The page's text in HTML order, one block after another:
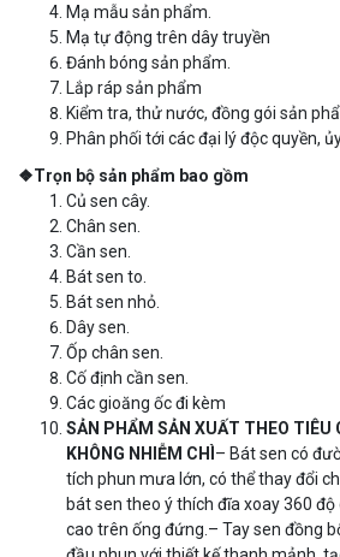
Mạ mẫu sản phẩm.
Mạ tự động trên dây truyền
Đánh bóng sản phẩm.
Lắp ráp sản phẩm
Kiểm tra, thử nước, đồng gói sản
Phân phối tới các đại lý độc quyền,
❖Trọn bộ sản phẩm bao gồm
Củ sen cây.
Chân sen.
Cần sen.
Bát sen to.
Bát sen nhỏ.
Dây sen.
Ốp chân sen.
Cố định cần sen.
Các gioăng ốc đi kèm
SẢN PHẨM SẢN XUẤT THEO TIÊU
KHÔNG NHIỄM CHÌ – Bát sen có
tích phun mưa lớn, có thể thay đổi
bát sen theo ý thích đĩa xoay 360
cao trên ống đứng.– Tay sen đồng